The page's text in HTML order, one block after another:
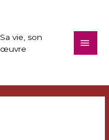
Sa vie, son
œuvre